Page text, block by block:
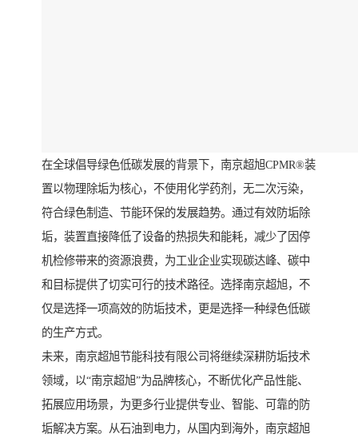
在全球倡导绿色低碳发展的背景下，南京超旭CPMR®装
置以物理除垢为核心，不使用化学药剂，无二次污染，
符合绿色制造、节能环保的发展趋势。通过有效防垢除
垢，装置直接降低了设备的热损失和能耗，减少了因停
机检修带来的资源浪费，为工业企业实现碳达峰、碳中
和目标提供了切实可行的技术路径。选择南京超旭，不
仅是选择一项高效的防垢技术，更是选择一种绿色低碳
的生产方式。
未来，南京超旭节能科技有限公司将继续深耕防垢技术
领域，以“南京超旭”为品牌核心，不断优化产品性能、
拓展应用场景，为更多行业提供专业、智能、可靠的防
垢解决方案。从石油到电力，从国内到海外，南京超旭